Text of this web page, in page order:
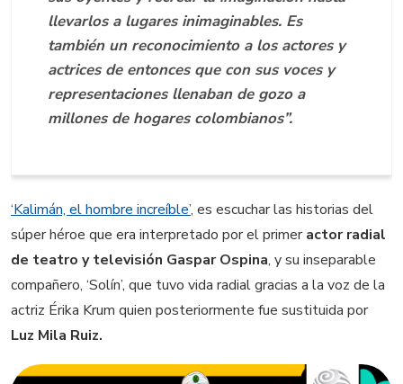
llevarlos a lugares inimaginables. Es
también un reconocimiento a los actores y
actrices de entonces que con sus voces y
representaciones llenaban de gozo a
millones de hogares colombianos”.
‘Kalimán, el hombre increíble’, es escuchar las historias del
súper héroe que era interpretado por el primeractor radial
de teatro y televisión Gaspar Ospina, y su inseparable
compañero, ‘Solín’, que tuvo vida radial gracias a la voz de la
actriz Érika Krum quien posteriormente fue sustituida por
Luz Mila Ruiz.